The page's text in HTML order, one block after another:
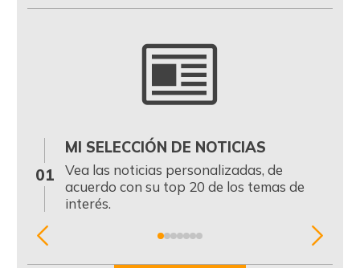
01
MI SELECCIÓN DE NOTICIAS
Vea las noticias personalizadas, de
acuerdo con su top 20 de los temas de
interés.
Item